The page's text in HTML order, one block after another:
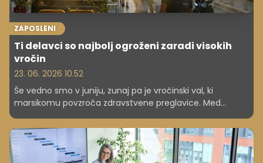
ZAPOSLENI
Ti delavci so najbolj ogroženi zaradi visokih
vročin
23. 06. 2026 10.52
Še vedno smo v juniju, zunaj pa je vročinski val, ki
marsikomu povzroča zdravstvene preglavice. Med
na prostem.